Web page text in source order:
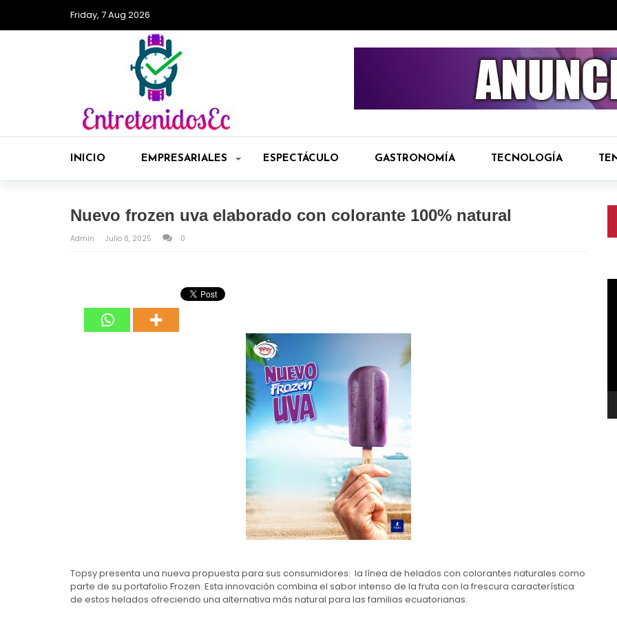
Friday, 7 Aug 2026
INICIO EMPRESARIALES ESPECTÁCULO GASTRONOMÍA TECNOLOGÍA
Nuevo frozen uva elaborado con colorante 100% natural
Admin Julio 8, 2025 0
Topsy presenta una nueva propuesta para sus consumidores: la línea de helados con colorantes naturales como
parte de su portafolio Frozen. Esta innovación combina el sabor intenso de la fruta con la frescura característica
de estos helados ofreciendo una alternativa más natural para las familias ecuatorianas.